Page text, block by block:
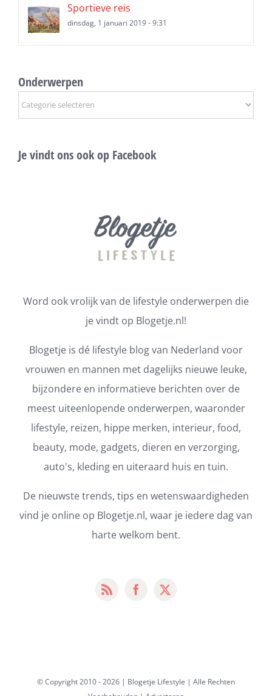
Sportieve reis
dinsdag, 1 januari 2019 - 9:31
Onderwerpen
Onderwerpen
Je vindt ons ook op Facebook
Word ook vrolijk van de lifestyle onderwerpen die
je vindt op Blogetje.nl!
Blogetje is dé lifestyle blog van Nederland voor
vrouwen en mannen met dagelijks nieuwe leuke,
bijzondere en informatieve berichten over de
meest uiteenlopende onderwerpen, waaronder
lifestyle, reizen, hippe merken, interieur, food,
beauty, mode, gadgets, dieren en verzorging,
auto's, kleding en uiteraard huis en tuin.
De nieuwste trends, tips en wetenswaardigheden
vind je online op Blogetje.nl, waar je iedere dag van
harte welkom bent.
© Copyright 2010 -2026 | Blogetje Lifestyle | Alle Rechten